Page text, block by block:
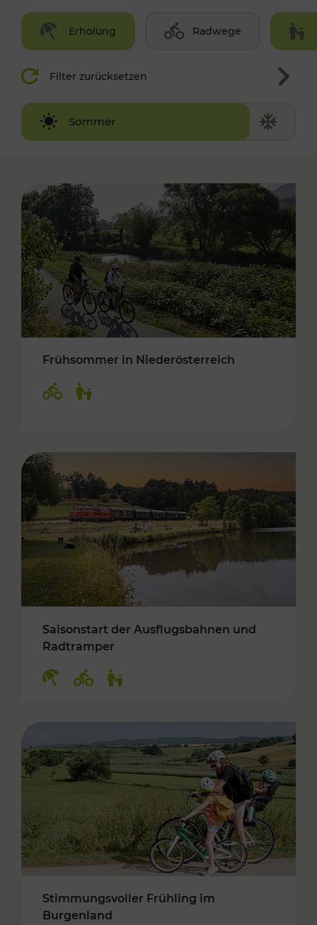
Erholung Radwege
Filter zurücksetzen
Sommer
Winter
Frühsommer in Niederösterreich
Saisonstart der Ausflugsbahnen und
Radtramper
Stimmungsvoller Frühling im
Burgenland